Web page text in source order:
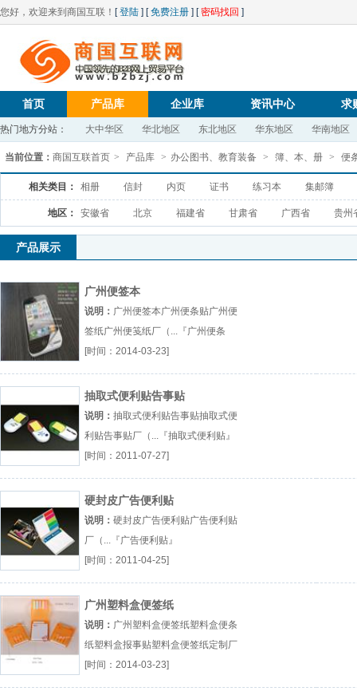
您好，欢迎来到商国互联！ [登陆 ] [免费注册 ] [密码找回 ]
首页 产品库 企业库 资讯中心 求
热门地方分站： 大中华区 华北地区 东北地区 华东地区 华南地区
当前位置： 商国互联首页 > 产品库 > 办公图书、教育装备 > 簿、本、册 > 便
相关类目： 相册 信封 内页 证书 练习本 集邮簿
地区： 安徽省 北京 福建省 甘肃省 广西省 贵州
产品展示
广州便签本
说明： 广州便签本广州便条贴广州便
签纸广州便笺纸厂（...『广州便条
贴』
[时间：2014-03-23]
抽取式便利贴告事贴
说明： 抽取式便利贴告事贴抽取式便
利贴告事贴厂（...『抽取式便利贴』
[时间：2011-07-27]
硬封皮广告便利贴
说明： 硬封皮广告便利贴广告便利贴
厂（...『广告便利贴』
[时间：2011-04-25]
广州塑料盒便签纸
说明： 广州塑料盒便签纸塑料盒便条
纸塑料盒报事贴塑料盒便签纸定制厂
（...『塑料盒便条纸』
[时间：2014-03-23]